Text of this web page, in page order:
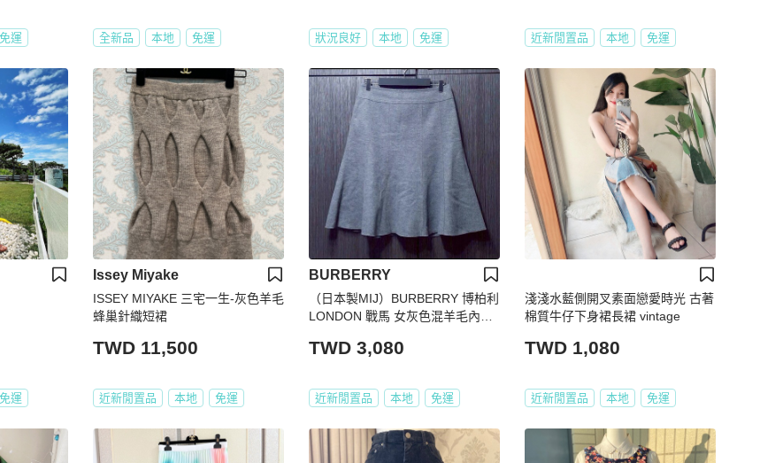
免運 全新品 本地 免運 狀況良好 本地 免運 近新閒置品 本地 免運
免運
Issey Miyake
ISSEY MIYAKE 三宅一生-灰色羊毛
蜂巢針織短裙
TWD 11,500
近新閒置品 本地 免運
BURBERRY
（日本製MIJ）BURBERRY 博柏利
LONDON 戰馬 女灰色混羊毛內裏
TWD 3,080
近新閒置品 本地 免運
淺淺水藍側開叉素面戀愛時光 古著
棉質牛仔下身裙長裙 vintage
TWD 1,080
近新閒置品 本地 免運